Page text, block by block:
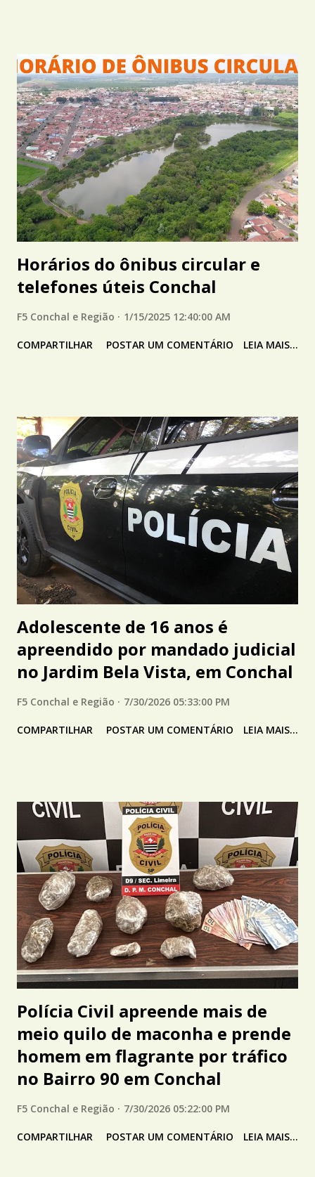
Horários do ônibus circular e
telefones úteis Conchal
F5 Conchal e Região 1/15/2025 12:40:00 AM
COMPARTILHAR POSTAR UM COMENTÁRIO LEIA MAIS...
Adolescente de 16 anos é
apreendido por mandado judicial
no Jardim Bela Vista, em Conchal
F5 Conchal e Região 7/30/2026 05:33:00 PM
COMPARTILHAR POSTAR UM COMENTÁRIO LEIA MAIS...
Polícia Civil apreende mais de
meio quilo de maconha e prende
homem em flagrante por tráfico
no Bairro 90 em Conchal
F5 Conchal e Região 7/30/2026 05:22:00 PM
COMPARTILHAR POSTAR UM COMENTÁRIO LEIA MAIS...